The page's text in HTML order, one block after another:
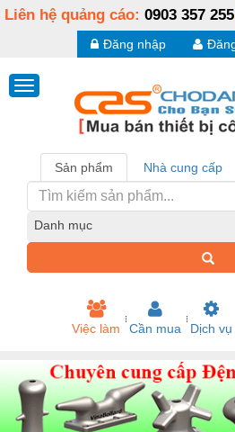
Liên hệ quảng cáo: 0903 357 255
Đăng nhập
Sản phẩm Nhà cung cấp
Danh mục
Việc làm Cần mua Dịch vụ